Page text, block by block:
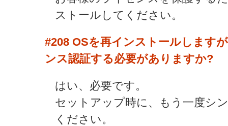
ストールしてください。
#208 OSを再インストールします
ンス認証する必要がありますか?
はい、必要です。
セットアップ時に、もう一度シ
ください。